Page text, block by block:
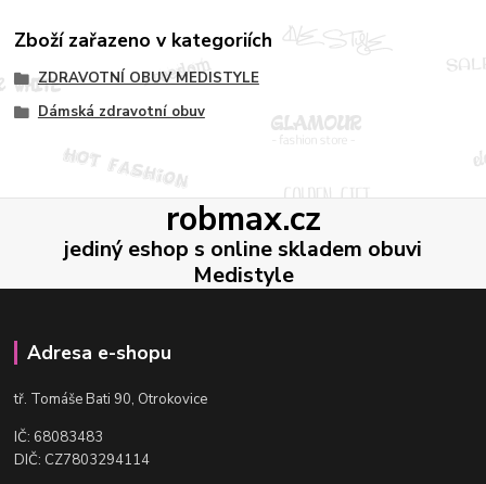
Zboží zařazeno v kategoriích
ZDRAVOTNÍ OBUV MEDISTYLE
Dámská zdravotní obuv
robmax.cz
jediný eshop s online skladem obuvi
Medistyle
Adresa e-shopu
tř. Tomáše Bati 90, Otrokovice
IČ: 68083483
DIČ: CZ7803294114